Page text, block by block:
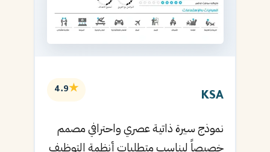
KSA
★
4.9
نموذج سيرة ذاتية عصري واحترافي مصمم
خصيصاً ليناسب متطلبات أنظمة التوظيف